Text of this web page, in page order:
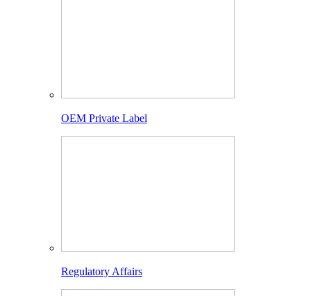
OEM Private Label
Regulatory Affairs